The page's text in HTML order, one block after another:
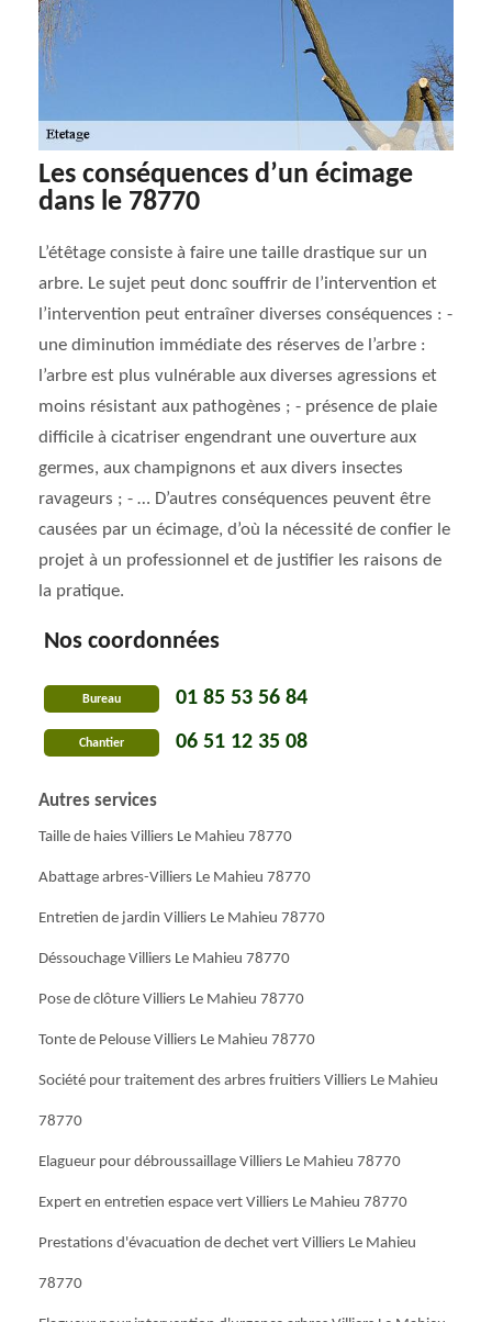
Les conséquences d’un écimage
dans le 78770
L’étêtage consiste à faire une taille drastique sur un
arbre. Le sujet peut donc souffrir de l’intervention et
l’intervention peut entraîner diverses conséquences : -
une diminution immédiate des réserves de l’arbre :
l’arbre est plus vulnérable aux diverses agressions et
moins résistant aux pathogènes ; - présence de plaie
difficile à cicatriser engendrant une ouverture aux
germes, aux champignons et aux divers insectes
ravageurs ; - … D’autres conséquences peuvent être
causées par un écimage, d’où la nécessité de confier le
projet à un professionnel et de justifier les raisons de
la pratique.
Nos coordonnées
Bureau 01 85 53 56 84
Chantier 06 51 12 35 08
Autres services
Taille de haies Villiers Le Mahieu 78770
Abattage arbres-Villiers Le Mahieu 78770
Entretien de jardin Villiers Le Mahieu 78770
Déssouchage Villiers Le Mahieu 78770
Pose de clôture Villiers Le Mahieu 78770
Tonte de Pelouse Villiers Le Mahieu 78770
Société pour traitement des arbres fruitiers Villiers Le Mahieu
78770
Elagueur pour débroussaillage Villiers Le Mahieu 78770
Expert en entretien espace vert Villiers Le Mahieu 78770
Prestations d'évacuation de dechet vert Villiers Le Mahieu
78770